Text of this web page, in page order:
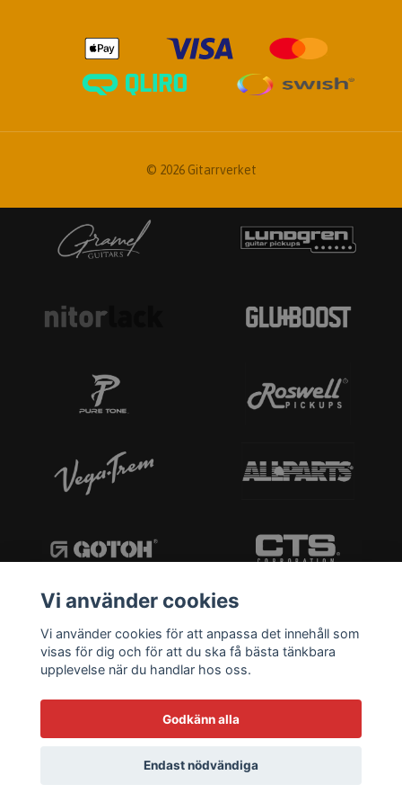
© 2026 Gitarrverket
Vi använder cookies
Vi använder cookies för att anpassa det innehåll som
visas för dig och för att du ska få bästa tänkbara
upplevelse när du handlar hos oss.
Godkänn alla
Endast nödvändiga